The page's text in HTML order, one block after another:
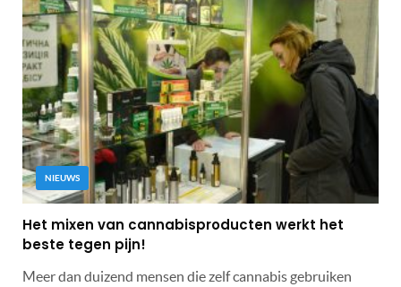
NIEUWS
Het mixen van cannabisproducten werkt het
beste tegen pijn!
Meer dan duizend mensen die zelf cannabis gebruiken